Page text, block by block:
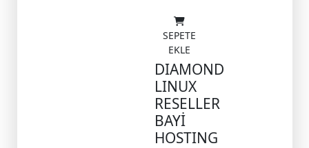
SEPETE
EKLE
DIAMOND
LINUX
RESELLER
BAYİ
HOSTING